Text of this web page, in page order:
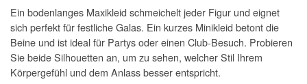
Ein bodenlanges Maxikleid schmeichelt jeder Figur und eignet
sich perfekt für festliche Galas. Ein kurzes Minikleid betont die
Beine und ist ideal für Partys oder einen Club-Besuch. Probieren
Sie beide Silhouetten an, um zu sehen, welcher Stil Ihrem
Körpergefühl und dem Anlass besser entspricht.